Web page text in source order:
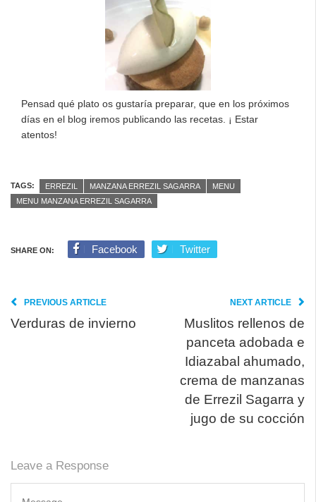
Pensad qué plato os gustaría preparar, que en los próximos
días en el blog iremos publicando las recetas. ¡ Estar
atentos!
TAGS: ERREZIL MANZANA ERREZIL SAGARRA
MENU
MENU MANZANA ERREZIL SAGARRA
SHARE ON: Facebook Twitter
PREVIOUS ARTICLE
Verduras de invierno
NEXT ARTICLE
Muslitos rellenos de
panceta adobada e
Idiazabal ahumado,
crema de manzanas
de Errezil Sagarra y
jugo de su cocción
Leave a Response